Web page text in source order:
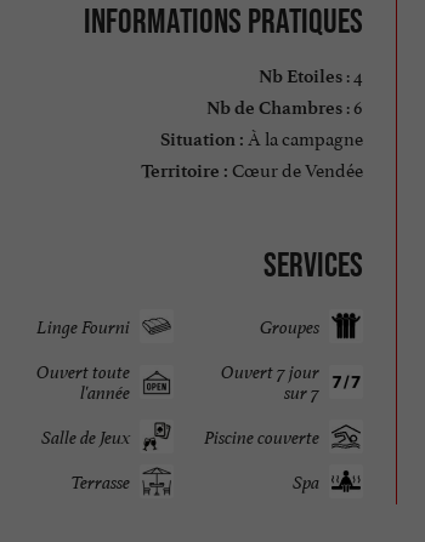
Informations pratiques
Nb Etoiles: 4
Nb de Chambres: 6
Situation : À la campagne
Territoire : Cœur de Vendée
Services
Groupes
Linge Fourni
Ouvert 7 jour
sur 7
Ouvert toute
l'année
Piscine couverte
Salle de Jeux
Spa
Terrasse